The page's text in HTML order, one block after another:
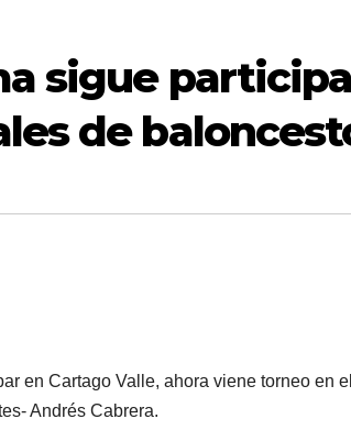
sigue
de
en Cartago Valle, ahora viene torneo en
Andrés Cabrera.